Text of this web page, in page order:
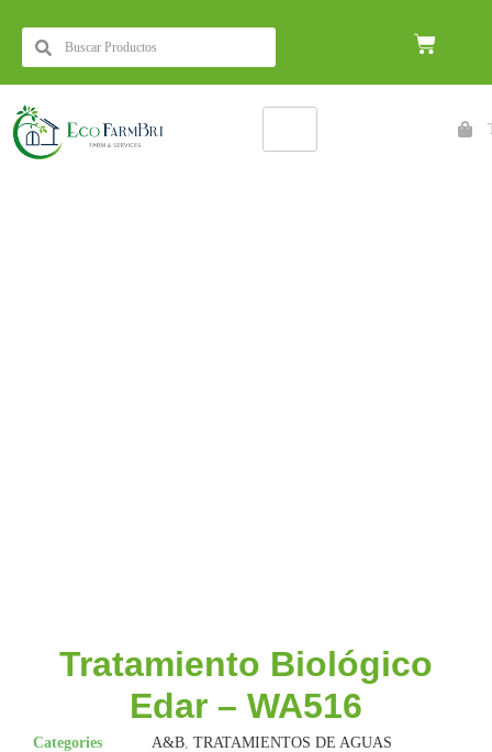
Tratamiento Biológico
Edar – WA516
Categories A&B TRATAMIENTOS DE AGUAS